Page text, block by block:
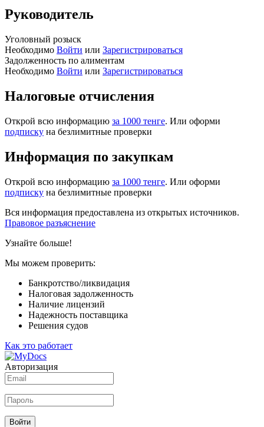
Руководитель
Уголовный розыск
Необходимо Войти или Зарегистрироваться
Задолженность по алиментам
Необходимо Войти или Зарегистрироваться
Налоговые отчисления
Открой всю информацию за 1000 тенге. Или оформи
подписку на безлимитные проверки
Информация по закупкам
Открой всю информацию за 1000 тенге. Или оформи
подписку на безлимитные проверки
Вся информация предоставлена из открытых источников.
Правовое разъяснение
Узнайте больше!
Мы можем проверить:
Банкротство/ликвидация
Налоговая задолженность
Наличие лицензий
Надежность поставщика
Решения судов
Как это работает
Авторизация
Войти